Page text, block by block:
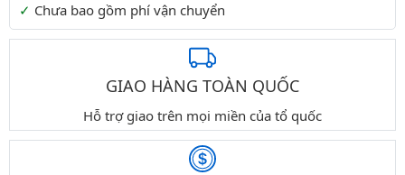
Chưa bao gồm phí vận chuyển
GIAO HÀNG TOÀN QUỐC
Hỗ trợ giao trên mọi miền của tổ quốc